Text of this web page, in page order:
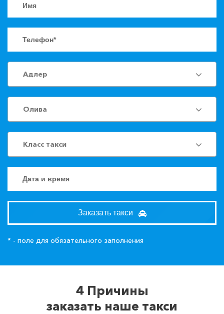
Адлер
Олива
Класс такси
Заказать такси
* - поле для обязательного заполнения
4 Причины
заказать наше такси